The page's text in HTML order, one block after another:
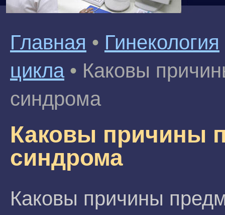
Главная • Гинекология
цикла • Каковы
синдрома
Каковы причины
синдрома
Каковы причины